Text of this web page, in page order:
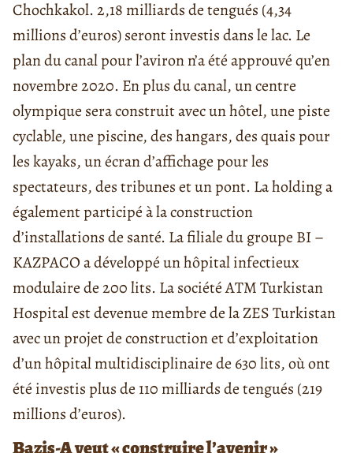
Chochkakol. 2,18 milliards de tengués (4,34
millions d’euros) seront investis dans le lac. Le
plan du canal pour l’aviron n’a été approuvé qu’en
novembre 2020. En plus du canal, un centre
olympique sera construit avec un hôtel, une piste
cyclable, une piscine, des hangars, des quais pour
les kayaks, un écran d’affichage pour les
spectateurs, des tribunes et un pont. La holding a
également participé à la construction
d’installations de santé. La filiale du groupe BI –
KAZPACO a développé un hôpital infectieux
modulaire de 200 lits. La société ATM Turkistan
Hospital est devenue membre de la ZES Turkistan
avec un projet de construction et d’exploitation
d’un hôpital multidisciplinaire de 630 lits, où ont
été investis plus de 110 milliards de tengués (219
millions d’euros).